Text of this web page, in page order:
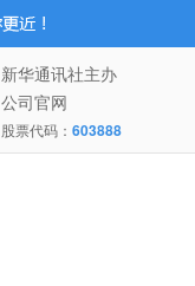
新华通讯社主办
公司官网
股票代码： 603888